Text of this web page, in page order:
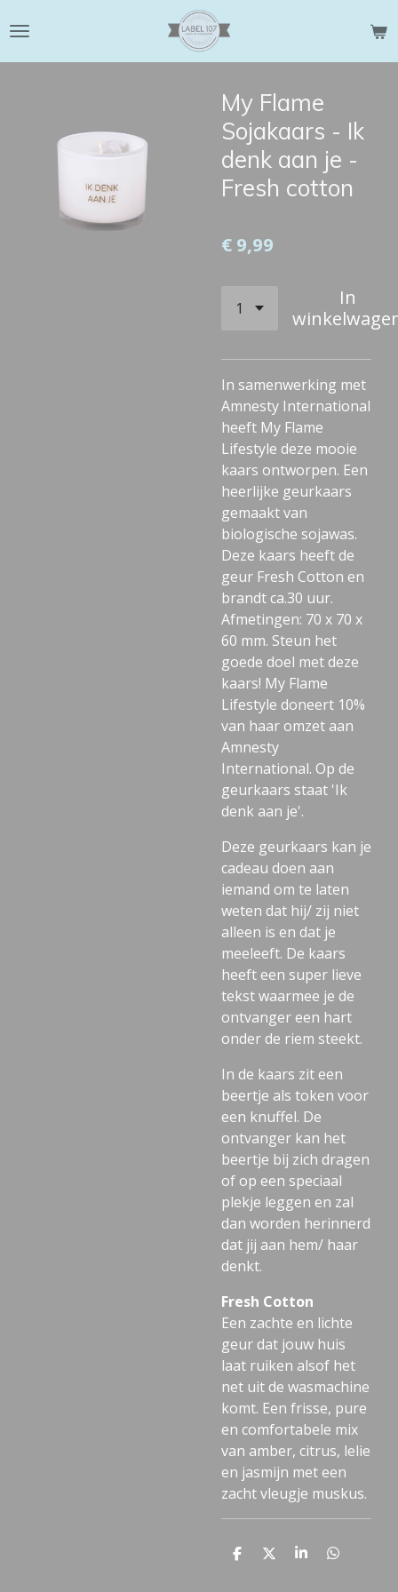
direct
naar
My Flame
Sojakaars - Ik
denk aan je -
Fresh cotton
€ 9,99
In
In samenwerking met
Amnesty International
heeft My Flame
Lifestyle deze mooie
kaars ontworpen. Een
heerlijke geurkaars
gemaakt van
biologische sojawas.
Deze kaars heeft de
geur Fresh Cotton en
brandt ca.30 uur.
Afmetingen: 70 x 70 x
60 mm. Steun het
goede doel met deze
kaars! My Flame
Lifestyle doneert 10%
van haar omzet aan
Amnesty
International. Op de
geurkaars staat 'Ik
denk aan je'.
Deze geurkaars kan je
cadeau doen aan
iemand om te laten
weten dat hij/ zij niet
alleen is en dat je
meeleeft. De kaars
heeft een super lieve
tekst waarmee je de
ontvanger een hart
onder de riem steekt.
In de kaars zit een
beertje als token voor
een knuffel. De
ontvanger kan het
beertje bij zich dragen
of op een speciaal
plekje leggen en zal
dan worden herinnerd
dat jij aan hem/ haar
denkt.
Fresh Cotton
Een zachte en lichte
geur dat jouw huis
laat ruiken alsof het
net uit de wasmachine
komt. Een frisse, pure
en comfortabele mix
van amber, citrus, lelie
en jasmijn met een
zacht vleugje muskus.
D
D
S
D